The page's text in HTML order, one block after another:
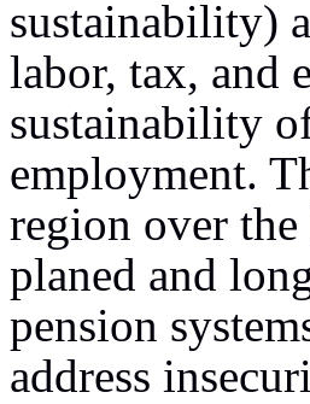
sustainability)
labor, tax, and
sustainability
employment.
region over
planed and
pension
address